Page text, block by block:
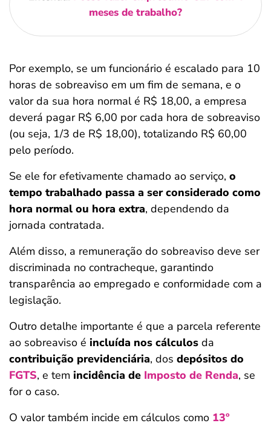
meses de trabalho?
Por exemplo, se um funcionário é escalado para 10
horas de sobreaviso em um fim de semana, e o
valor da sua hora normal é R$ 18,00, a empresa
deverá pagar R$ 6,00 por cada hora de sobreaviso
(ou seja, 1/3 de R$ 18,00), totalizando R$ 60,00
pelo período.
Se ele for efetivamente chamado ao serviço, o
tempo trabalhado passa a ser considerado como
hora normal ou hora extra, dependendo da
jornada contratada.
Além disso, a remuneração do sobreaviso deve ser
discriminada no contracheque, garantindo
transparência ao empregado e conformidade com a
legislação.
Outro detalhe importante é que a parcela referente
ao sobreaviso é incluída nos cálculos da
contribuição previdenciária, dos depósitos do
FGTS, e tem incidência de Imposto de Renda, se
for o caso.
O valor também incide em cálculos como 13º